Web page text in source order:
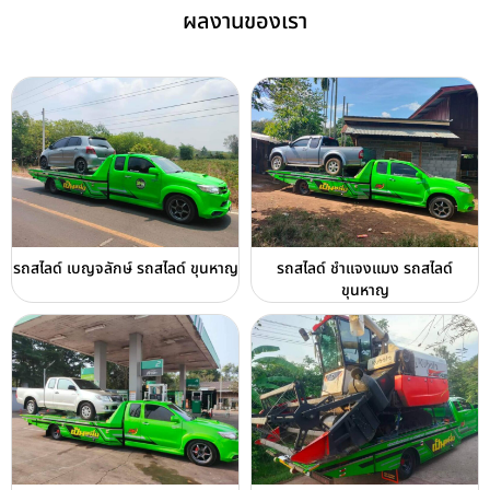
ผลงานของเรา
รถสไลด์ เบญจลักษ์ รถสไลด์ ขุนหาญ
รถสไลด์ ชำแจงแมง รถสไลด์
ขุนหาญ